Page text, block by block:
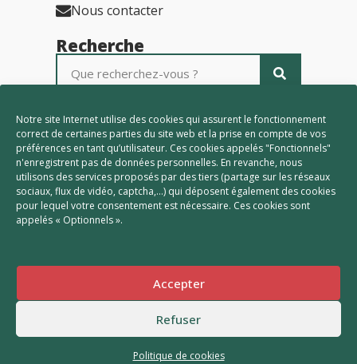
Notre site Internet utilise des cookies qui assurent le fonctionnement
correct de certaines parties du site web et la prise en compte de vos
préférences en tant qu’utilisateur. Ces cookies appelés "Fonctionnels"
n'enregistrent pas de données personnelles. En revanche, nous
utilisons des services proposés par des tiers (partage sur les réseaux
sociaux, flux de vidéo, captcha,...) qui déposent également des cookies
pour lequel votre consentement est nécessaire. Ces cookies sont
appelés « Optionnels ».
Accepter
Refuser
Politique de cookies
Nous contacter
Recherche
Accessibilité : partiellement conformeRéalisé par le SICTIAM